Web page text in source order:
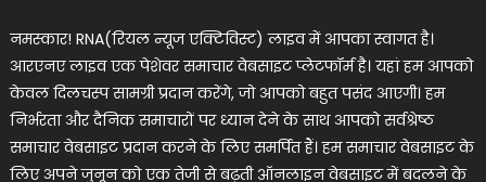
नमस्कार! RNA(रियल न्यूज एक्टिविस्ट) लाइव में आपका स्वागत है।
आरएनए लाइव एक पेशेवर समाचार वेबसाइट प्लेटफॉर्म है। यहां हम आपको
केवल दिलचस्प सामग्री प्रदान करेंगे, जो आपको बहुत पसंद आएगी। हम
निर्भरता और दैनिक समाचारों पर ध्यान देने के साथ आपको सर्वश्रेष्ठ
समाचार वेबसाइट प्रदान करने के लिए समर्पित हैं। हम समाचार वेबसाइट के
लिए अपने जुनून को एक तेजी से बढ़ती ऑनलाइन वेबसाइट में बदलने के